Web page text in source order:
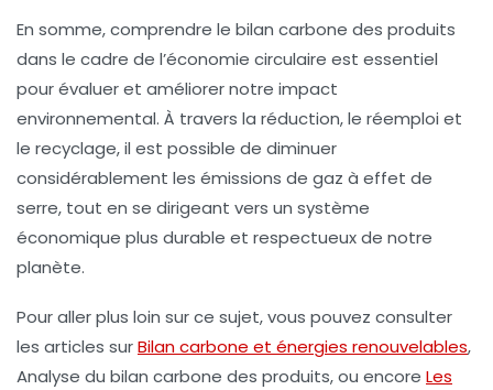
En somme, comprendre le bilan carbone des produits
dans le cadre de l’économie circulaire est essentiel
pour évaluer et améliorer notre impact
environnemental. À travers la réduction, le réemploi et
le recyclage, il est possible de diminuer
considérablement les émissions de gaz à effet de
serre, tout en se dirigeant vers un système
économique plus durable et respectueux de notre
planète.
Pour aller plus loin sur ce sujet, vous pouvez consulter
les articles surBilan carbone et énergies renouvelables,
Analyse du bilan carbone des produits, ou encore Les